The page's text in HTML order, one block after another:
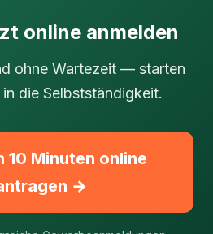
online anmelden
ohne Wartezeit — starten
die Selbstständigkeit.
10 Minuten online
→